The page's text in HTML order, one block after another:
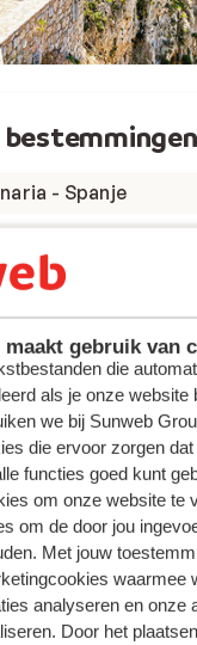
maakt gebruik van
die
als je onze website
we bij Sunweb
die ervoor zorgen
functies goed kunt
om onze website te
om de door jou
Met jouw
waarmee
analyseren en onze
Door het
bestemmingen
- Spanje
- Spanje
- Egypte
- Egypte
Griekenland
- Turkije